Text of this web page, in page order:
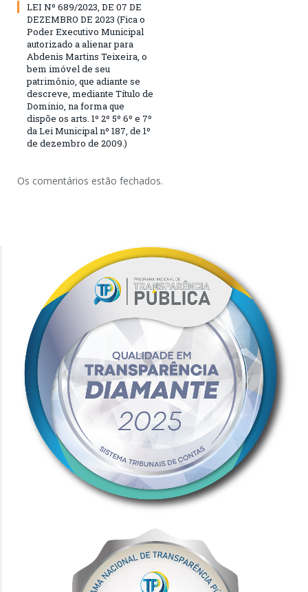
LEI Nº 689/2023, DE 07 DE
DEZEMBRO DE 2023 (Fica o
Poder Executivo Municipal
autorizado a alienar para
Abdenis Martins Teixeira, o
bem imóvel de seu
patrimônio, que adiante se
descreve, mediante Título de
Dominio, na forma que
dispõe os arts. 1º 2º 5º 6º e 7º
da Lei Municipal nº 187, de 1º
de dezembro de 2009.)
Os comentários estão fechados.